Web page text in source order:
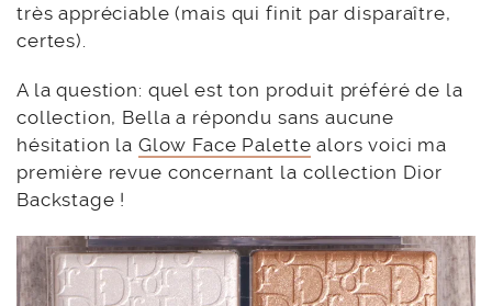
très appréciable (mais qui finit par disparaître,
certes).
A la question: quel est ton produit préféré de la
collection, Bella a répondu sans aucune
hésitation la Glow Face Palette alors voici ma
première revue concernant la collection Dior
Backstage !